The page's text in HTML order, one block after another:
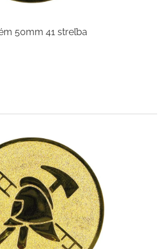
50mm 41 streľba